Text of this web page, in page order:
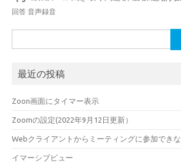
回答 音声録音
索:
最近の投稿
Zoon画面にタイマー表示
Zoomの設定(2022年9月12日更新）
Webクライアントからミーティングに参加でき
イマーシブビュー